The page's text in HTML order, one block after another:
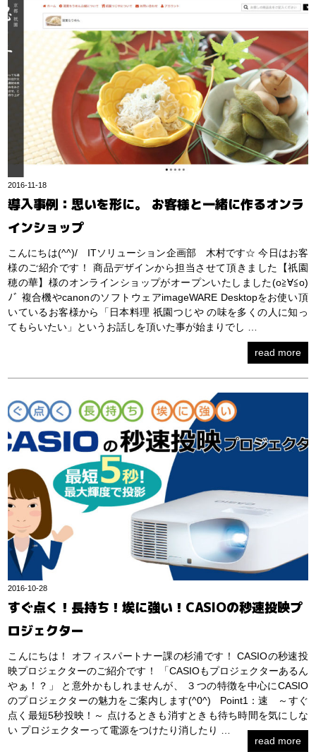
2016-11-18
導入事例：思いを形に。 お客様と一緒に作るオンラ
インショップ
こんにちは(^^)/ ITソリューション企画部 木村です☆ 今日はお客
様のご紹介です！ 商品デザインから担当させて頂きました【祇園
穂の華】様のオンラインショップがオープンいたしました(o≧∀≦o)
ﾉﾞ 複合機やcanonのソフトウェアimageWARE Desktopをお使い頂
いているお客様から「日本料理 祇園つじや の味を多くの人に知っ
てもらいたい」というお話しを頂いた事が始まりでし …
read more
2016-10-28
すぐ点く！長持ち！埃に強い！CASIOの秒速投映プ
ロジェクター
こんにちは！ オフィスパートナー課の杉浦です！ CASIOの秒速投
映プロジェクターのご紹介です！ 「CASIOもプロジェクターあるん
やぁ！？」 と意外かもしれませんが、 ３つの特徴を中心にCASIO
のプロジェクターの魅力をご案内します(^0^) Point1：速 ～すぐ
点く最短5秒投映！～ 点けるときも消すときも待ち時間を気にしな
い プロジェクターって電源をつけたり消したり …
read more